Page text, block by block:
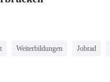
Weiterbildungen Jobrad